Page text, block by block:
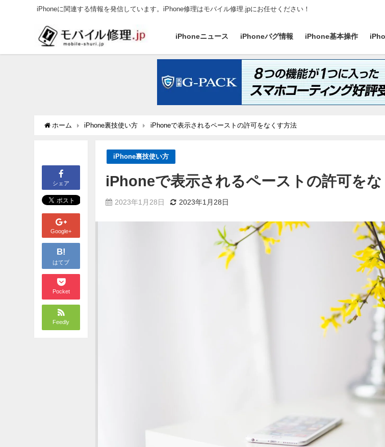
iPhoneに関連する情報を発信しています。iPhone修理はモバイル修理.jpにお任せください！
iPhoneニュース iPhoneバグ情報 iPhone基本操作
ホーム iPhone裏技使い方 iPhoneで表示されるペーストの許可をなくす方法
シェア
Google+
B!
はてブ
Pocket
Feedly
iPhone裏技使い方
iPhoneで表示されるペーストの許可を
2023年1月28日 2023年1月28日